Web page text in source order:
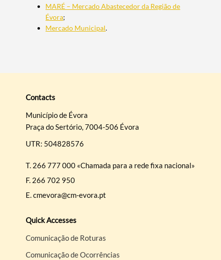
Categories
MARÉ – Mercado Abastecedor da Região de
Évora;
Mercado Municipal.
Contacts
Município de Évora
Praça do Sertório, 7004-506 Évora
UTR: 504828576
T. 266 777 000 «Chamada para a rede fixa nacional»
F. 266 702 950
E.cmevora@cm-evora.pt
Quick Accesses
Comunicação de Roturas
Comunicação de Ocorrências